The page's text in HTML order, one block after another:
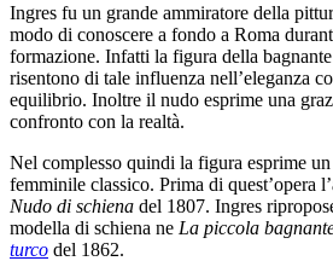
Ingres fu un grande ammiratore della
modo di conoscere a fondo a Roma
formazione. Infatti la figura della
risentono di tale influenza nell’eleganza
equilibrio. Inoltre il nudo esprime una
confronto con la realtà.
Nel complesso quindi la figura esprime
femminile classico. Prima di quest’opera
Nudo di schiena del 1807. Ingres
modella di schiena ne La piccola
turco del 1862.